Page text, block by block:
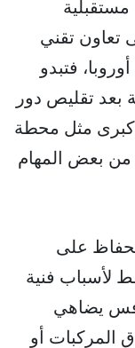
تعاون تقني
فتبدو
بعد تقليص دور
كبرى مثل محطة
من بعض المهام
على
لأسباب فنية
يضاهي
المركبات أو